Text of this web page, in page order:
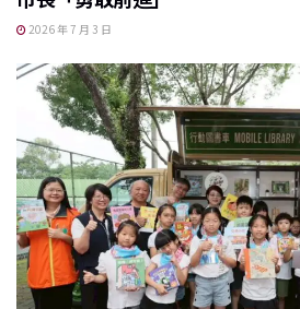
2026 年 7 月 3 日